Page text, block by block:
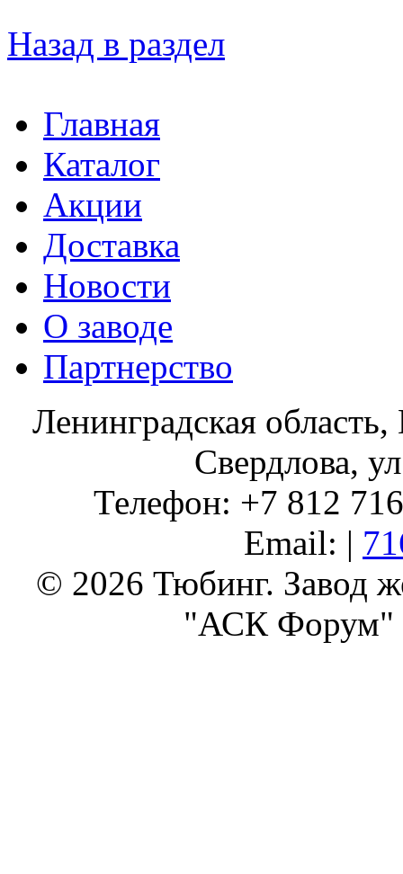
Назад в раздел
Главная
Каталог
Акции
Доставка
Новости
О заводе
Партнерство
Ленинградская
Свердлова,
Телефон: +7 812
Email: |
© 2026 Тюбинг. Завод
"АСК Форум"